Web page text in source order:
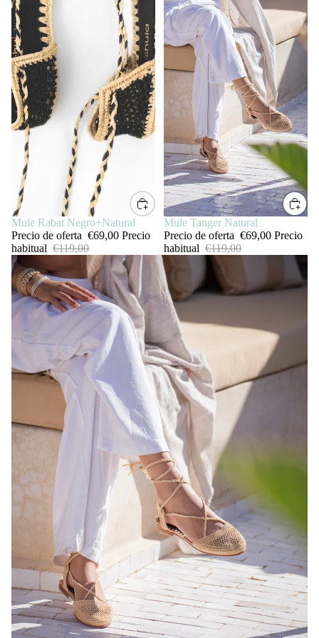
SALE
Mule Rabat Negro+Natural
Precio de oferta €69,00 Precio
habitual €119,00
SALE
Mule Tanger Natural
Precio de oferta €69,00 Precio
habitual €119,00